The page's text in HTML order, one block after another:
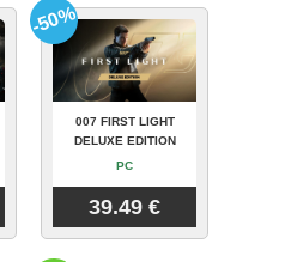
007 FIRST LIGHT
DELUXE EDITION
PC
39.49 €
-50%